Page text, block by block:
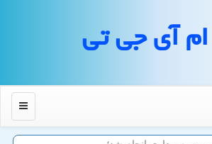
ام آی جی تی
منو